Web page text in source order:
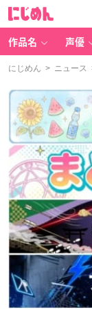
作品名 声優
にじめん > ニュース